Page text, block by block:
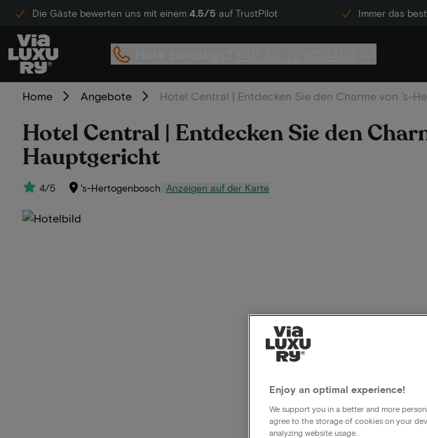
Die Gäste bewerten uns mit einem 4.5/5 auf TrustPilot Immer das
Home Angebote Hotel Central | Entdecken Sie den Charme von ’s-
Hotel Central | Entdecken Sie den
Hauptgericht
4/5 's-Hertogenbosch Anzeigen auf der Karte
Enjoy an optimal experience!
We support you in a better and more
agree to the storage of cookies on your
analyzing website usage.